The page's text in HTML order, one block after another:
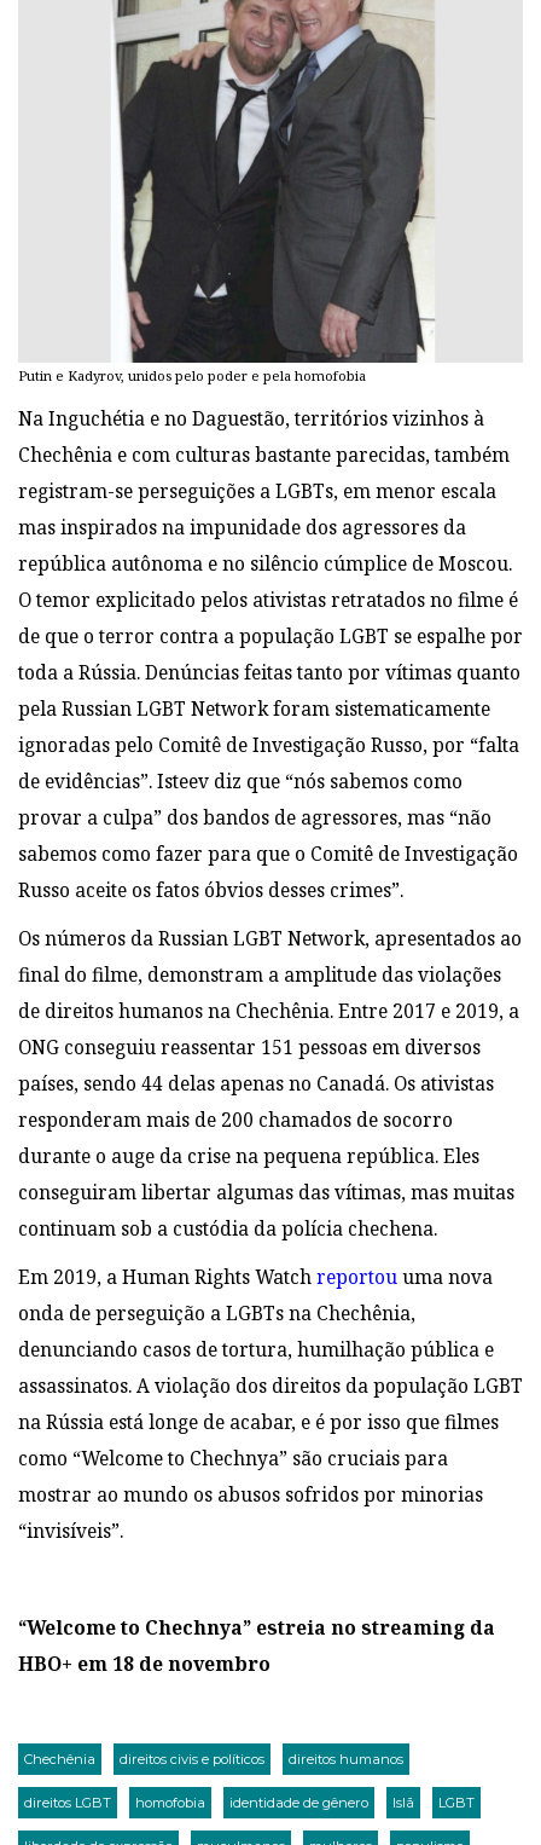
Putin e Kadyrov, unidos pelo poder e pela homofobia
Na Inguchétia e no Daguestão, territórios vizinhos à
Chechênia e com culturas bastanteparecidas, também
registram-se perseguições a LGBTs, em menor escala
masinspirados na impunidade dos agressores da
república autônoma e no silêncio cúmplice de Moscou.
O temor explicitado pelos ativistas retratados no filme é
de que o terror contra a população LGBT se espalhe por
toda a Rússia.Denúncias feitas tanto por vítimas quanto
pela RussianLGBT Network foram sistematicamente
ignoradas pelo Comitê de Investigação Russo, por “falta
de evidências”. Isteev diz que “nós sabemos como
provar a culpa” dos bandos de agressores, mas “não
sabemos como fazer para que o Comitê de Investigação
Russo aceite os fatos óbvios desses crimes”.
Os números da Russian LGBT Network, apresentados ao
final do filme, demonstram a amplitude das violações
de direitos humanos na Chechênia. Entre 2017 e 2019, a
ONG conseguiu reassentar 151 pessoas em diversos
países, sendo 44 delas apenas no Canadá. Os ativistas
responderam mais de 200 chamados de socorro
durante o auge da crise napequena república. Eles
conseguiram libertar algumas das vítimas, mas muitas
continuam sob a custódia da polícia chechena.
Em 2019, a Human Rights Watchreportouuma nova
onda de perseguição a LGBTs na Chechênia,
denunciando casos de tortura, humilhação pública e
assassinatos. A violação dos direitos da população LGBT
na Rússia está longe de acabar, e é por isso que filmes
como “Welcome to Chechnya” são cruciais para
mostrar ao mundo os abusos sofridospor minorias
“invisíveis”.
“Welcome to Chechnya” estreia no streaming da
HBO+ em 18 de novembro
Chechênia direitos civis e políticos direitos humanos
direitos LGBT homofobia identidade de gênero Islã LGBT